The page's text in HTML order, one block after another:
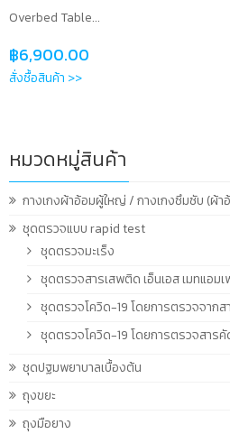
Overbed Table...
฿6,900.00
สั่งซื้อสินค้า >>
หมวดหมู่สินค้า
กางเกงผ้าอ้อมผู้ใหญ่ / กางเกงซึมซับ (ผ้
ชุดตรวจแบบ rapid test
ชุดตรวจมะเร็ง
ชุดตรวจสารเสพติด เอ็นเอส เมทแอม
ชุดตรวจโควิด-19 โดยการตรวจจาก
ชุดตรวจโควิด-19 โดยการตรวจสาร
ชุดปฐมพยาบาลเบื้องต้น
ถุงขยะ
ถุงมือยาง